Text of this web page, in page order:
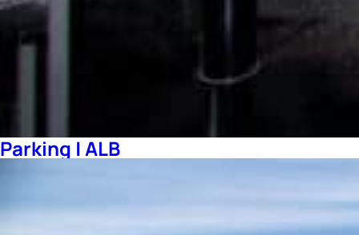
Parking | ALB